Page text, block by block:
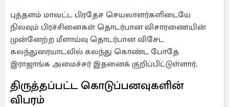
புத்தளம் மாவட்ட பிரதேச செயலாளர்களிடையே
நிலவும் பிரச்சினைகள் தொடர்பான விசாரணையின்
முன்னேற்ற மீளாய்வு தொடர்பான விசேட
கலந்துரையாடலில் கலந்து கொண்ட போதே
இராஜாங்க அமைச்சர் இதனைக் குறிப்பிட்டுள்ளார்.
திருத்தப்பட்ட கொடுப்பனவுகளின்
விபரம்